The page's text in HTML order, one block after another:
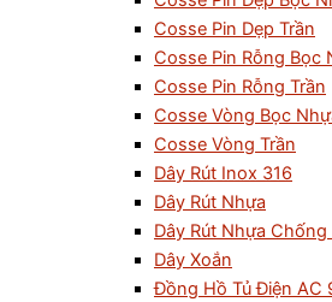
Cosse Pin Dẹp Trần
Cosse Pin Rỗng Bọc
Cosse Pin Rỗng Trần
Cosse Vòng Bọc
Cosse Vòng Trần
Dây Rút Inox 316
Dây Rút Nhựa
Dây Rút Nhựa Chống
Dây Xoắn
Đồng Hồ Tủ Điện AC